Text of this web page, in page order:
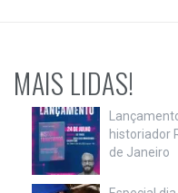
MAIS LIDAS!
historiador
de Janeiro